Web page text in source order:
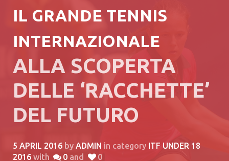
IL GRANDE TENNIS
INTERNAZIONALE
ALLA SCOPERTA
DELLE ‘RACCHETTE’
DEL FUTURO
5 APRIL 2016 by ADMIN in category ITF UNDER 18
2016 with 0 and 0